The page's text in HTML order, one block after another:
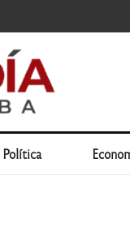
Política